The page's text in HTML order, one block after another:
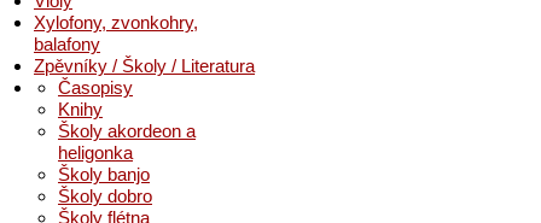
Xylofony, zvonkohry,
balafony
Zpěvníky / Školy / Literatura
Časopisy
Knihy
Školy akordeon a
heligonka
Školy banjo
Školy dobro
Školy flétna